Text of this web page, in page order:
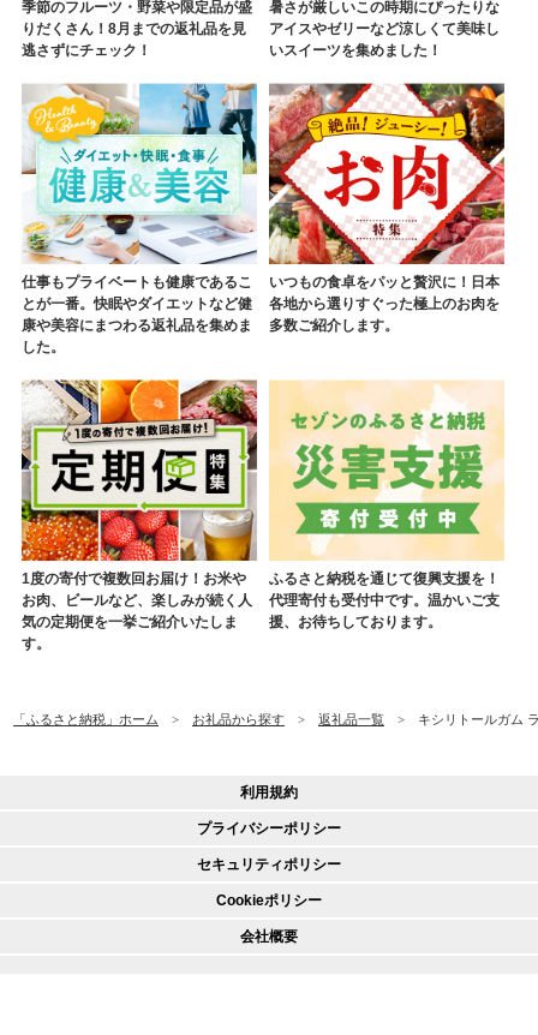
季節のフルーツ・野菜や限定品が盛
りだくさん！8月までの返礼品を見
逃さずにチェック！
暑さが厳しいこの時期にぴったりな
アイスやゼリーなど涼しくて美味し
いスイーツを集めました！
仕事もプライベートも健康であるこ
とが一番。快眠やダイエットなど健
康や美容にまつわる返礼品を集めま
した。
いつもの食卓をパッと贅沢に！日本
各地から選りすぐった極上のお肉を
多数ご紹介します。
1度の寄付で複数回お届け！お米や
お肉、ビールなど、楽しみが続く人
気の定期便を一挙ご紹介いたしま
す。
ふるさと納税を通じて復興支援を！
代理寄付も受付中です。温かいご支
援、お待ちしております。
「ふるさと納税」ホーム お礼品から探す 返礼品一覧 キシリトールガム
利用規約
プライバシーポリシー
セキュリティポリシー
Cookieポリシー
会社概要